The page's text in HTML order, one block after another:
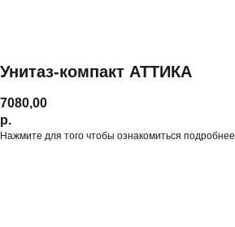
Унитаз-компакт АТТИКА
7080,00
р.
Нажмите для того чтобы ознакомиться подробнее